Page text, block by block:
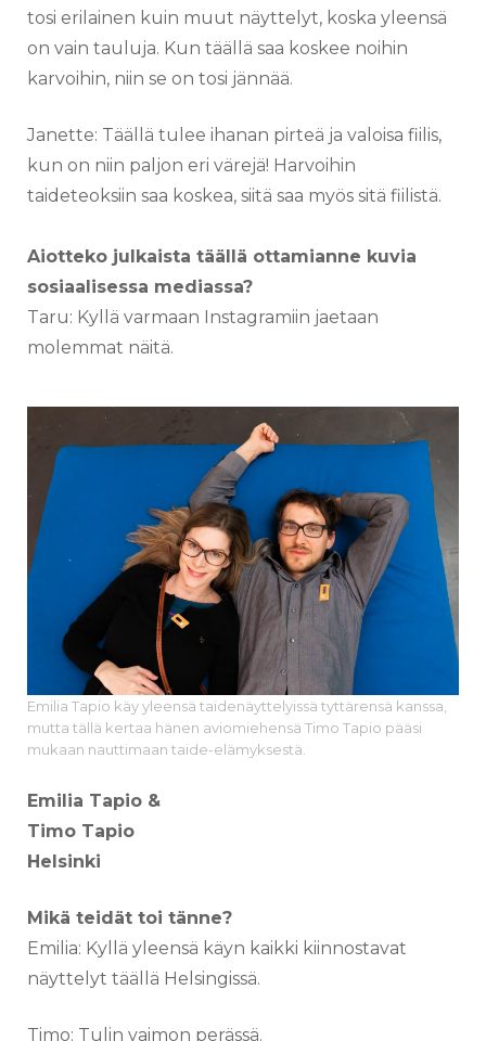
tosi erilainen kuin muut näyttelyt, koska yleensä
on vain tauluja. Kun täällä saa koskee noihin
karvoihin, niin se on tosi jännää.
Janette: Täällä tulee ihanan pirteä ja valoisa fiilis,
kun on niin paljon eri värejä! Harvoihin
taideteoksiin saa koskea, siitä saa myös sitä fiilistä.
Aiotteko julkaista täällä ottamianne kuvia
sosiaalisessa mediassa?
Taru: Kyllä varmaan Instagramiin jaetaan
molemmat näitä.
Emilia Tapio käy yleensä taidenäyttelyissä tyttärensä kanssa,
mutta tällä kertaa hänen aviomiehensä Timo Tapio pääsi
mukaan nauttimaan taide-elämyksestä.
Emilia Tapio &
Timo Tapio
Helsinki
Mikä teidät toi tänne?
Emilia: Kyllä yleensä käyn kaikki kiinnostavat
näyttelyt täällä Helsingissä.
Timo: Tulin vaimon perässä.